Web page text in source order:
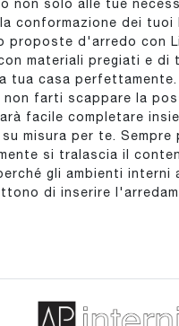
non solo alle tue
conformazione dei tuoi
proposte d'arredo con
materiali pregiati e di
tua casa
non farti scappare la
facile completare
misura per te. Sempre
si tralascia il
gli ambienti interni
di inserire